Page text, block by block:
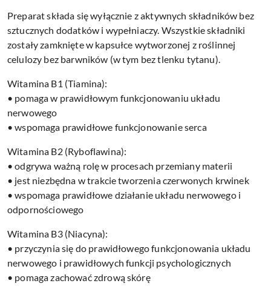
Preparat składa się wyłącznie z aktywnych składników bez
sztucznych dodatków i wypełniaczy. Wszystkie składniki
zostały zamknięte w kapsułce wytworzonej z roślinnej
celulozy bez barwników (w tym bez tlenku tytanu).
Witamina B1 (Tiamina):
• pomaga w prawidłowym funkcjonowaniu układu
nerwowego
• wspomaga prawidłowe funkcjonowanie serca
Witamina B2 (Ryboflawina):
• odgrywa ważną rolę w procesach przemiany materii
• jest niezbędna w trakcie tworzenia czerwonych krwinek
• wspomaga prawidłowe działanie układu nerwowego i
odpornościowego
Witamina B3 (Niacyna):
• przyczynia się do prawidłowego funkcjonowania układu
nerwowego i prawidłowych funkcji psychologicznych
• pomaga zachować zdrową skórę